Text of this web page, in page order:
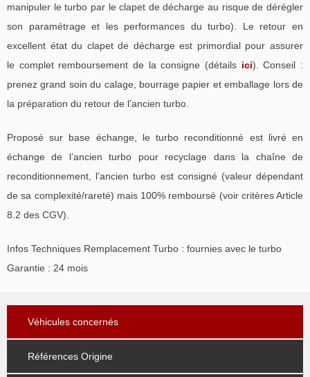
manipuler le turbo par le clapet de décharge au risque de dérégler
son paramétrage et les performances du turbo). Le retour en
excellent état du clapet de décharge est primordial pour assurer
le complet remboursement de la consigne (détails ici). Conseil :
prenez grand soin du calage, bourrage papier et emballage lors de
la préparation du retour de l’ancien turbo.
Proposé sur base échange, le turbo reconditionné est livré en
échange de l’ancien turbo pour recyclage dans la chaîne de
reconditionnement, l’ancien turbo est consigné (valeur dépendant
de sa complexité/rareté) mais 100% remboursé (voir critères Article
8.2 des CGV).
Infos Techniques Remplacement Turbo : fournies avec le turbo
Garantie : 24 mois
Véhicules concernés
Références Origine